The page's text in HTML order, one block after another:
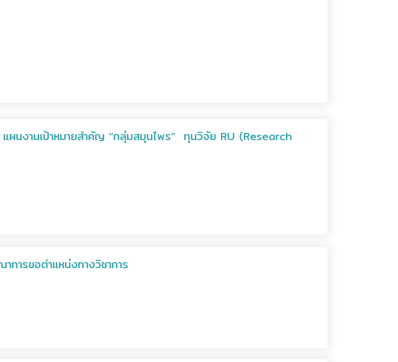
ผนงานเป้าหมายสำคัญ “กลุ่มสมุนไพร” ทุนวิจัย RU (Research
ารขอตำแหน่งทางวิชาการ